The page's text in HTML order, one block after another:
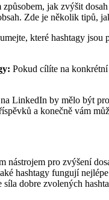
jak zvýšit
Zde je několik tipů,
které hashtagy jsou
Pokud cílíte na
LinkedIn by mělo být
a konečně vám
pro zvýšení
hashtagy fungují
dobre zvolených